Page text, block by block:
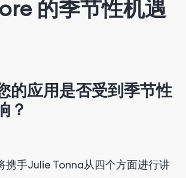
的季节性机遇
的应用是否受到季节性
？
携手Julie Tonna从四个方面进行讲